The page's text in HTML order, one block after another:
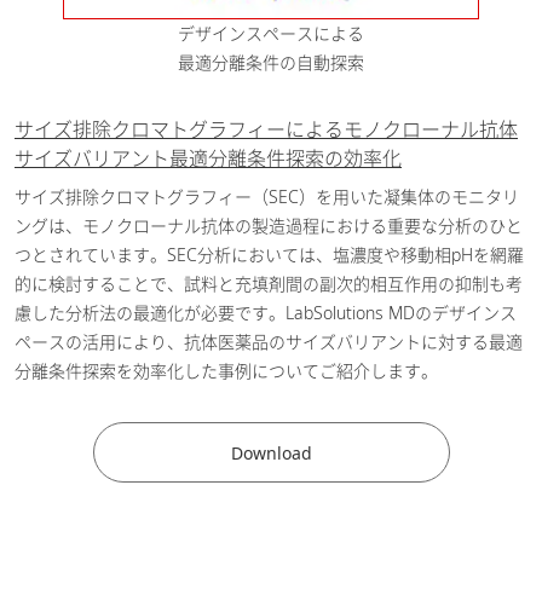
PDF / 508.76KB ]
2025-09-01
一体型HPLCシステムによる LC分
離条件検討の効率化[ PDF /
354.03KB ]
医薬・バイオ医薬品
2025-09-01
一体型HPLCシステムによるAIア
ルゴリズムを用いたLCグラジエ
ント条件の自動最適化[ PDF /
613.73KB ]
医薬・バイオ医薬品
2025-09-01
蒸発光散乱検出器を用いた脂質ナ
デザインスペースによる
最適分離条件の自動探索
サイズ排除クロマトグラフィーによるモノクローナル抗体
サイズバリアント最適分離条件探索の効率化
サイズ排除クロマトグラフィー（SEC）を用いた凝集体のモニタリ
ングは、モノクローナル抗体の製造過程における重要な分析のひと
つとされています。SEC分析においては、塩濃度や移動相pHを網羅
的に検討することで、試料と充填剤間の副次的相互作用の抑制も考
慮した分析法の最適化が必要です。LabSolutions MDのデザインス
ペースの活用により、抗体医薬品のサイズバリアントに対する最適
分離条件探索を効率化した事例についてご紹介します。
Download